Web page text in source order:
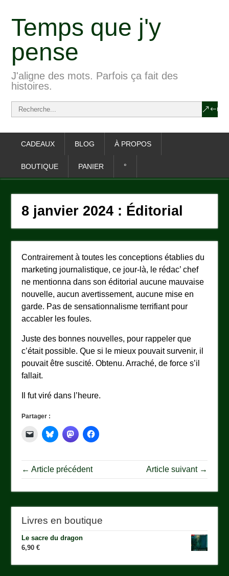
Temps que j'y
pense
J'aligne des mots. Parfois ça fait des
histoires.
CADEAUX BLOG À PROPOS
BOUTIQUE PANIER °
8 janvier 2024 : Éditorial
Contrairement à toutes les conceptions établies du
marketing journalistique, ce jour-là, le rédac’ chef
ne mentionna dans son éditorial aucune mauvaise
nouvelle, aucun avertissement, aucune mise en
garde. Pas de sensationnalisme terrifiant pour
accabler les foules.
Juste des bonnes nouvelles, pour rappeler que
c’était possible. Que si le mieux pouvait survenir, il
pouvait être suscité. Obtenu. Arraché, de force s’il
fallait.
Il fut viré dans l’heure.
Partager :
← Article précédent Article suivant →
Livres en boutique
Le sacre du dragon
6,90€